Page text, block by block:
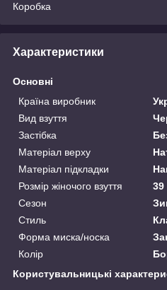
Коробка
Характеристики
Основні
Країна виробник
Вид взуття
Застібка
Матеріал верху
Матеріал підкладки
Розмір жіночого взуття
39
Сезон
Стиль
Форма миска/носка
Колір
Користувальницькі